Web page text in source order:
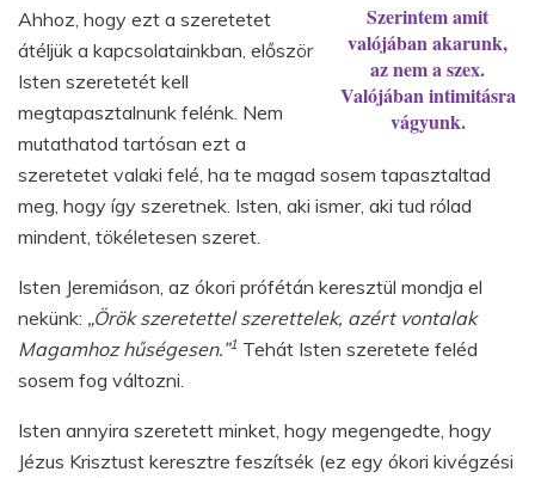
Szerintem amit
valójában akarunk,
az nem a szex.
Valójában intimitásra
vágyunk.
Ahhoz, hogy ezt a szeretetet
átéljük a kapcsolatainkban, először
Isten szeretetét kell
megtapasztalnunk felénk. Nem
mutathatod tartósan ezt a
szeretetet valaki felé, ha te magad sosem tapasztaltad
meg, hogy így szeretnek. Isten, aki ismer, aki tud rólad
mindent, tökéletesen szeret.
Isten Jeremiáson, az ókori prófétán keresztül mondja el
nekünk: „Örök szeretettel szerettelek, azért vontalak
Magamhoz hűségesen.”1 Tehát Isten szeretete feléd
sosem fog változni.
Isten annyira szeretett minket, hogy megengedte, hogy
Jézus Krisztust keresztre feszítsék (ez egy ókori kivégzési